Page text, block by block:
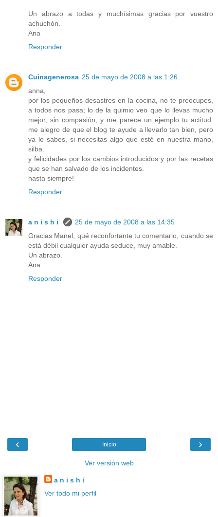
Un abrazo a todas y muchísimas gracias por vuestro
achuchón.
Ana
Responder
Cuinagenerosa 25 de mayo de 2008 a las 1:26
anna,
por los pequeños desastres en la cocina, no te preocupes,
a todos nos pasa; lo de la quimio veo que lo llevas mucho
mejor, sin compasión, y me parece un ejemplo tu actitud.
me alegro de que el blog te ayude a llevarlo tan bien, pero
ya lo sabes, si necesitas algo que esté en nuestra mano,
silba.
y felicidades por los cambios introducidos y por las recetas
que se han salvado de los incidentes.
hasta siempre!
Responder
a n i s h i
25 de mayo de 2008 a las 14:35
Gracias Manel, qué reconfortante tu comentario, cuando se
está débil cualquier ayuda seduce, muy amable.
Un abrazo.
Ana
Responder
‹ ›
Inicio
Ver versión web
a n i s h i
Ver todo mi perfil